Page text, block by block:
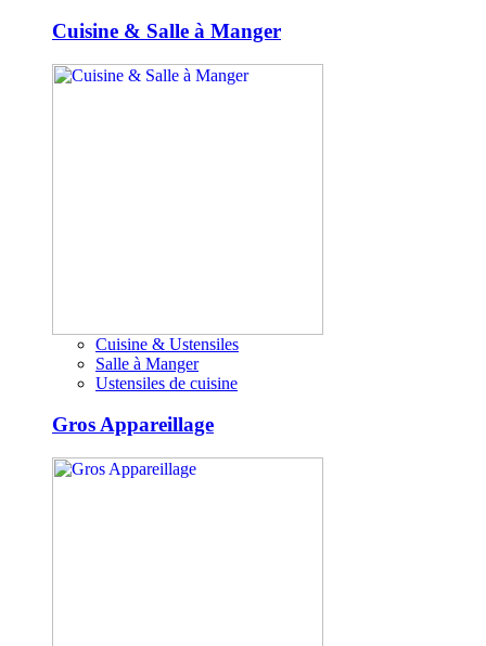
Cuisine & Salle à Manger
Cuisine & Ustensiles
Salle à Manger
Ustensiles de cuisine
Gros Appareillage